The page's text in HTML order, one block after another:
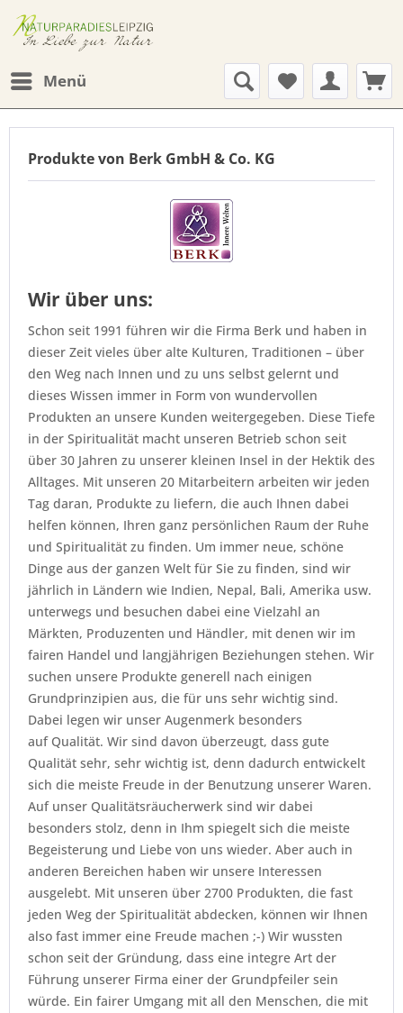
Menü
Produkte von Berk GmbH & Co. KG
Wir über uns:
Schon seit 1991 führen wir die Firma Berk und haben in
dieser Zeit vieles über alte Kulturen, Traditionen – über
den Weg nach Innen und zu uns selbst gelernt und
dieses Wissen immer in Form von wundervollen
Produkten an unsere Kunden weitergegeben. Diese Tiefe
in der Spiritualität macht unseren Betrieb schon seit
über 30 Jahren zu unserer kleinen Insel in der Hektik des
Alltages. Mit unseren 20 Mitarbeitern arbeiten wir jeden
Tag daran, Produkte zu liefern, die auch Ihnen dabei
helfen können, Ihren ganz persönlichen Raum der Ruhe
und Spiritualität zu finden. Um immer neue, schöne
Dinge aus der ganzen Welt für Sie zu finden, sind wir
jährlich in Ländern wie Indien, Nepal, Bali, Amerika usw.
unterwegs und besuchen dabei eine Vielzahl an
Märkten, Produzenten und Händler, mit denen wir im
fairen Handel und langjährigen Beziehungen stehen. Wir
suchen unsere Produkte generell nach einigen
Grundprinzipien aus, die für uns sehr wichtig sind.
Dabei legen wir unser Augenmerk besonders
auf Qualität. Wir sind davon überzeugt, dass gute
Qualität sehr, sehr wichtig ist, denn dadurch entwickelt
sich die meiste Freude in der Benutzung unserer Waren.
Auf unser Qualitätsräucherwerk sind wir dabei
besonders stolz, denn in Ihm spiegelt sich die meiste
Begeisterung und Liebe von uns wieder. Aber auch in
anderen Bereichen haben wir unsere Interessen
ausgelebt. Mit unseren über 2700 Produkten, die fast
jeden Weg der Spiritualität abdecken, können wir Ihnen
also fast immer eine Freude machen ;-) Wir wussten
schon seit der Gründung, dass eine integre Art der
Führung unserer Firma einer der Grundpfeiler sein
würde. Ein fairer Umgang mit all den Menschen, die mit